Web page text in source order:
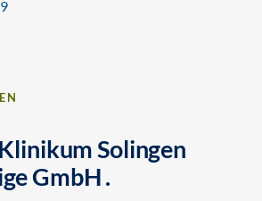
Solingen
GmbH .